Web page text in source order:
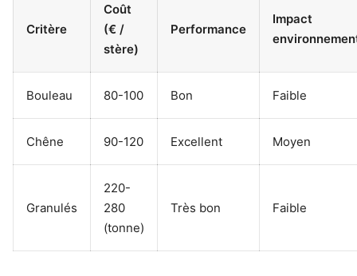
Critère
Coût
(€ /
stère)
Performance
Impact
Bouleau 80-100 Bon Faible
Chêne 90-120 Excellent Moyen
Granulés
220-
280
(tonne)
Très bon Faible